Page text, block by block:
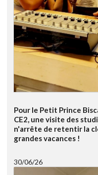
Pour le Petit Prince
CE2, une visite des
n'arrête de retentir la
grandes vacances !
30/06/26